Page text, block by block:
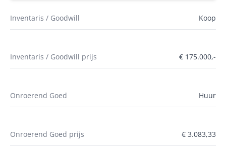
Inventaris / Goodwill Koop
Inventaris / Goodwill prijs € 175.000,-
Onroerend Goed Huur
Onroerend Goed prijs € 3.083,33